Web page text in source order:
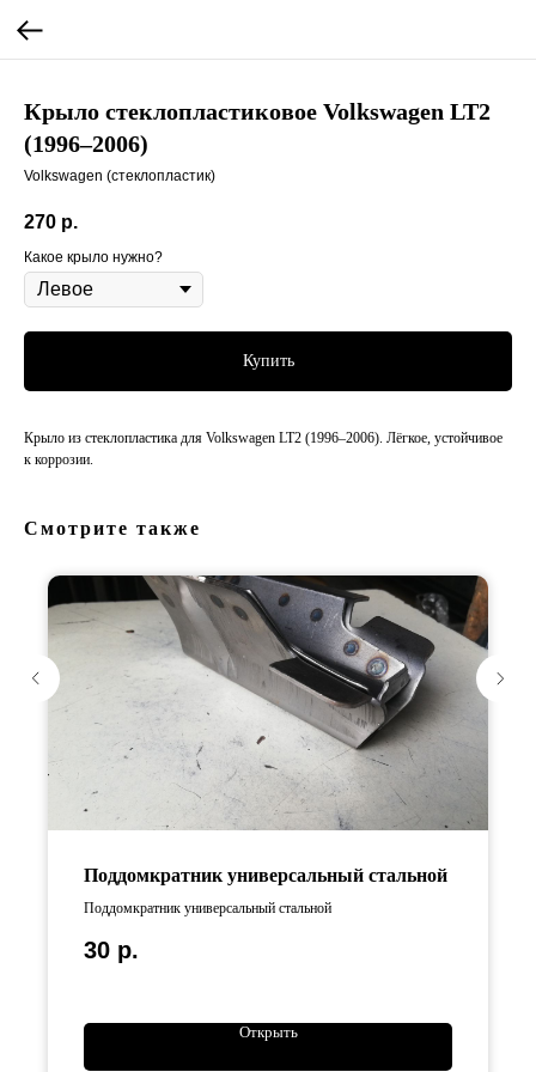
Крыло стеклопластиковое Volkswagen LT2
(1996–2006)
Volkswagen (стеклопластик)
270 р.
Какое крыло нужно?
Купить
Крыло из стеклопластика для Volkswagen LT2 (1996–2006). Лёгкое, устойчивое
к коррозии.
Смотрите также
Поддомкратник универсальный стальной
Поддомкратник универсальный стальной
30 р.
Открыть